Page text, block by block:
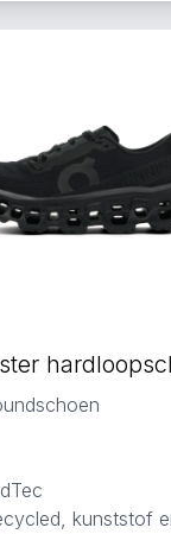
kunststof